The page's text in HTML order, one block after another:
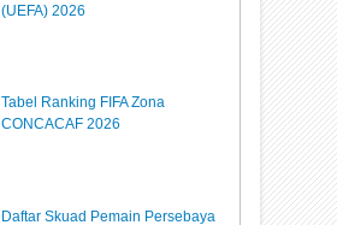
(UEFA) 2026
Tabel Ranking FIFA Zona
CONCACAF 2026
Daftar Skuad Pemain Persebaya